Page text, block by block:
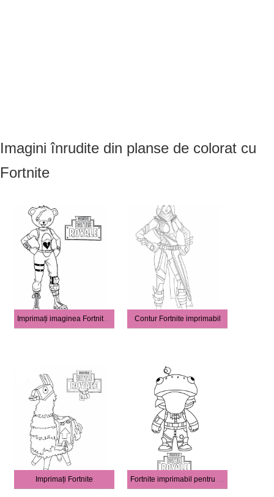
Imagini înrudite din planse de colorat cu
Fortnite
Imprimați imaginea Fortnite HD Contur Fortnite imprimabil
Imprimați Fortnite Fortnite imprimabil pentru copii